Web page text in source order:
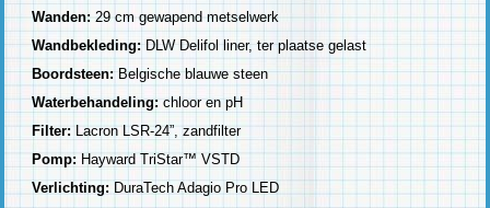
Wanden:29 cm gewapend metselwerk
Wandbekleding: DLW Delifol liner, ter plaatse gelast
Boordsteen: Belgische blauwe steen
Waterbehandeling: chloor en pH
Filter:
Lacron LSR-24”, zandfilter
Pomp: Hayward TriStar™ VSTD
Verlichting: DuraTech Adagio Pro LED